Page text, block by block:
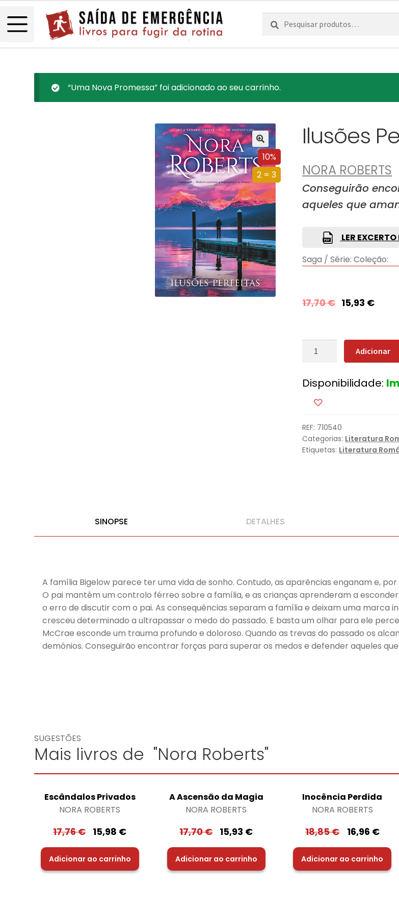
Pesquisar
por:
Pesquisa
“Uma Nova Promessa” foi adicionado ao seu carrinho.
10%
2 = 3
Ilusões
NORA ROBERTS
Conseguirão
aqueles que
LER
Saga / Série: Coleção:
17,70€ 15,93 €
Quantidade
Perfeitas
Adicionar
Disponibilidade:
REF: 710540
Categorias: Literatura
Etiquetas: Literatura
SINOPSE DETALHES
A família Bigelow parece ter uma vida de sonho. Contudo, as aparências enganam e,
O pai mantém um controlo férreo sobre a família, e as crianças aprenderam a
o erro de discutir com o pai. As consequências separam a família e deixam uma marca
cresceu determinado a ultrapassar o medo do passado. E basta um olhar para ele
McCrae esconde um trauma profundo e doloroso. Quando as trevas do passado os
demónios. Conseguirão encontrar forças para superar os medos e defender aqueles
SUGESTÕES
Mais livros de "Nora Roberts"
Escândalos Privados
NORA ROBERTS
17,76€ 15,98 €
Adicionar ao carrinho
A Ascensão da Magia
NORA ROBERTS
17,70€ 15,93 €
Adicionar ao carrinho
Inocência Perdida
NORA ROBERTS
18,85€ 16,96 €
Adicionar ao carrinho